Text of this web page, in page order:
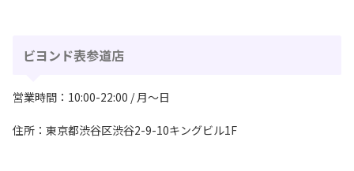
ビヨンド表参道店
営業時間：10:00-22:00 / 月〜日
住所：東京都渋谷区渋谷2-9-10キングビル1F